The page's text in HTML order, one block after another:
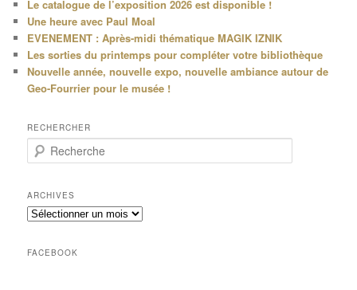
Le catalogue de l’exposition 2026 est disponible !
Une heure avec Paul Moal
EVENEMENT : Après-midi thématique MAGIK IZNIK
Les sorties du printemps pour compléter votre bibliothèque
Nouvelle année, nouvelle expo, nouvelle ambiance autour de
Geo-Fourrier pour le musée !
RECHERCHER
e
h
e
r
h
ARCHIVES
Archives
FACEBOOK